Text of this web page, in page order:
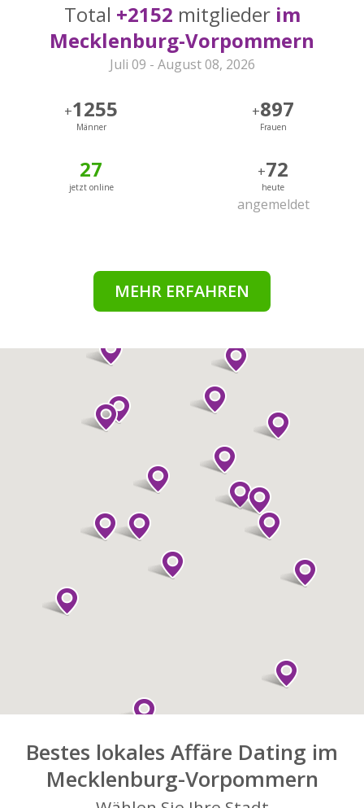
Total +2152 mitglieder im
Mecklenburg-Vorpommern
Juli 09 - August 08, 2026
+1255
Männer
+897
Frauen
27
jetzt online
+72
heute
angemeldet
MEHR ERFAHREN
Bestes lokales Affäre Dating im
Mecklenburg-Vorpommern